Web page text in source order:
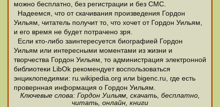
можно бесплатно, без регистрации и без СМС.
Надеемся, что от скачивания произведения Гордон
Уильям, читатель получит то, что хочет от Гордон Уильям,
и его время не будет потрачено зря.
Если кто-либо заинтересуется биографией Гордон
Уильям или интересными моментами из жизни и
творчества Гордон Уильям, то администрация электронной
библиотеки LibOk рекомендует воспользоваться
энциклопедиями: ru.wikipedia.org или bigenc.ru, где есть
провернная информация о Гордон Уильям.
Ключевые слова: Гордон Уильям, скачать, бесплатно,
читать, онлайн, книги